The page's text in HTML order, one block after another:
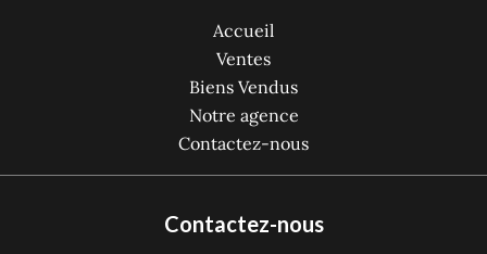
Accueil
Ventes
Biens Vendus
Notre agence
Contactez-nous
Contactez-nous